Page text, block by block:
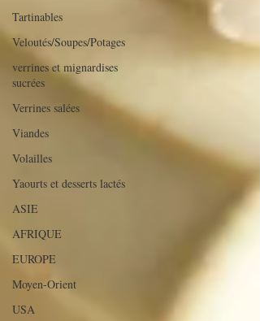
Tartinables
Veloutés/Soupes/Potages
verrines et mignardises
sucrées
Verrines salées
Viandes
Volailles
Yaourts et desserts lactés
ASIE
AFRIQUE
EUROPE
Moyen-Orient
USA